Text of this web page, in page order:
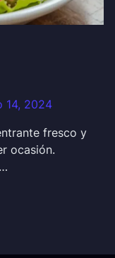
14, 2024
fresco y
ocasión.